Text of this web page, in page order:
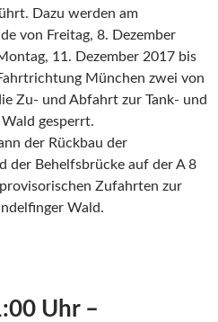
Dazu werden am
von Freitag, 8. Dezember
11. Dezember 2017 bis
München zwei von
Zu- und Abfahrt zur Tank- und
gesperrt.
der Rückbau der
der Behelfsbrücke auf der A 8
Zufahrten zur
Wald.
Uhr –